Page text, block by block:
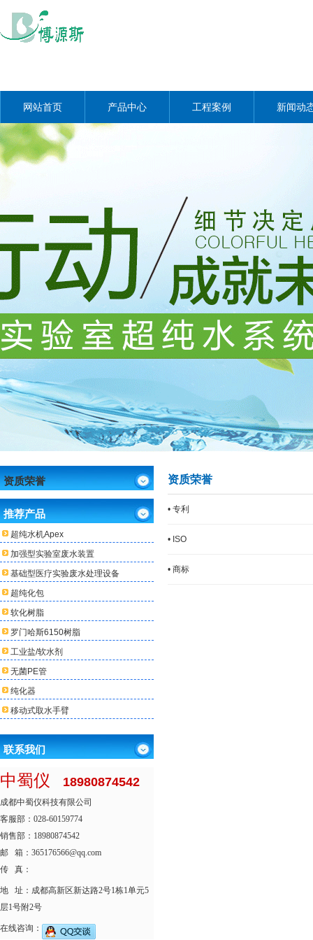
网站首页 产品中心 工程案例 新闻动
资质荣誉
推荐产品
超纯水机Apex
加强型实验室废水装置
基础型医疗实验废水处理设备
超纯化包
软化树脂
罗门哈斯6150树脂
工业盐/软水剂
无菌PE管
纯化器
移动式取水手臂
联系我们
中蜀仪 18980874542
成都中蜀仪科技有限公司
客服部：028-60159774
销售部：18980874542
邮 箱：365176566@qq.com
传 真：
地 址：成都高新区新达路2号1栋1单元5
层1号附2号
在线咨询：
资质荣誉
• 专利
• ISO
• 商标